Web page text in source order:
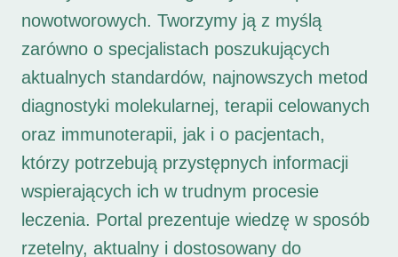
nowotworowych. Tworzymy ją z myślą
zarówno o specjalistach poszukujących
aktualnych standardów, najnowszych metod
diagnostyki molekularnej, terapii celowanych
oraz immunoterapii, jak i o pacjentach,
którzy potrzebują przystępnych informacji
wspierających ich w trudnym procesie
leczenia. Portal prezentuje wiedzę w sposób
rzetelny, aktualny i dostosowany do